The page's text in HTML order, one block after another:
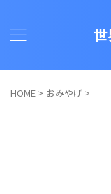
HOME > おみやげ >